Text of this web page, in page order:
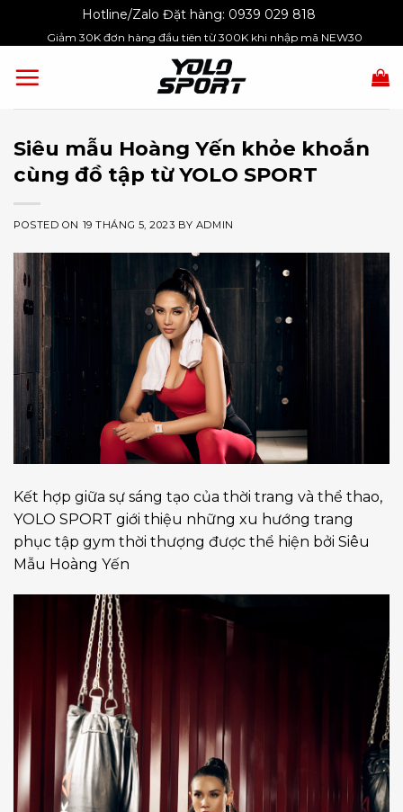
Hotline/Zalo Đặt hàng: 0939 029 818
Giảm 30K đơn hàng đầu tiên từ 300K khi nhập mã NEW30
Siêu mẫu Hoàng Yến khỏe khoắn
cùng đồ tập từ YOLO SPORT
POSTED ON 19 THÁNG 5, 2023 BY ADMIN
Kết hợp giữa sự sáng tạo của thời trang và thể thao,
YOLO SPORT giới thiệu những xu hướng trang
phục tập gym thời thượng được thể hiện bởi Siêu
Mẫu Hoàng Yến